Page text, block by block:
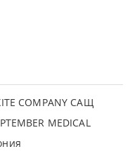
COMPANY САЩ
MEDICAL